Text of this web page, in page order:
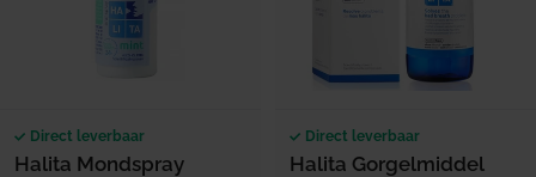
Direct leverbaar
Halita Mondspray
Direct leverbaar
Halita Gorgelmiddel